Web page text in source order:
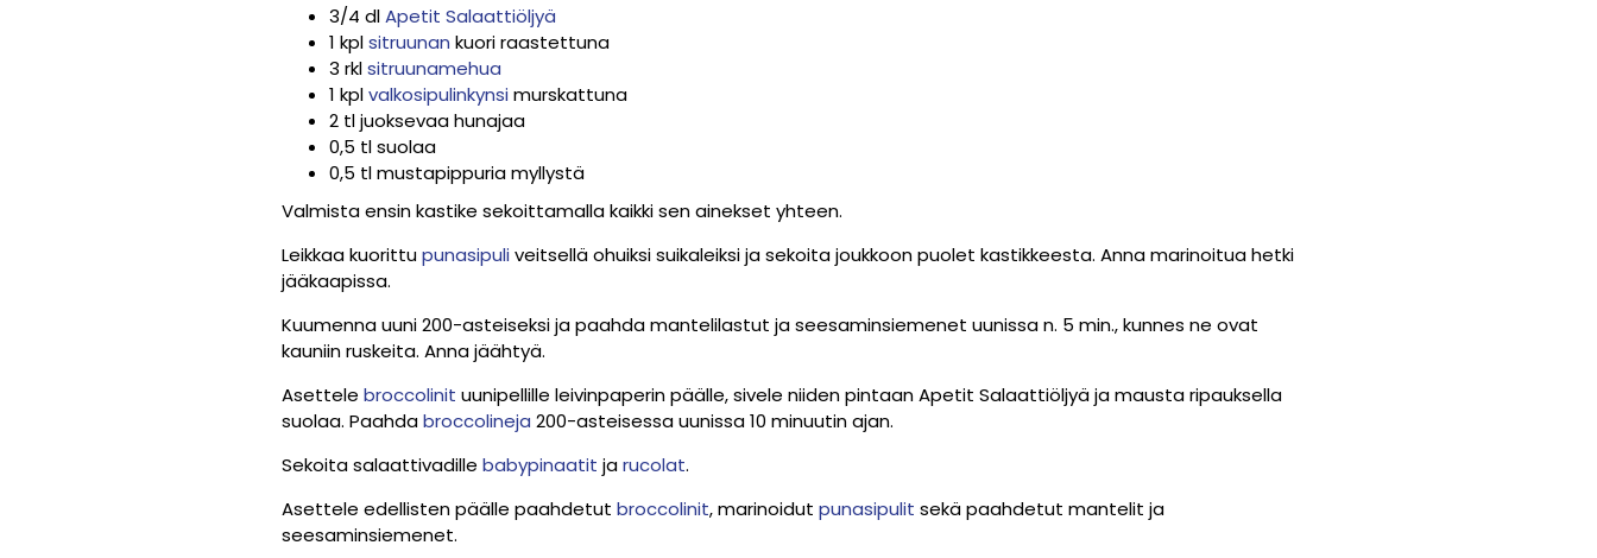
3/4 dlApetit Salaattiöljyä
1 kplsitruunan kuori raastettuna
3 rklsitruunamehua
1 kplvalkosipulinkynsimurskattuna
2 tl juoksevaa hunajaa
0,5 tl suolaa
0,5 tl mustapippuria myllystä
Valmista ensin kastike sekoittamalla kaikki sen ainekset yhteen.
Leikkaa kuorittupunasipuliveitsellä ohuiksi suikaleiksi ja sekoita joukkoon puolet kastikkeesta. Anna marinoitua hetki
jääkaapissa.
Kuumenna uuni 200-asteiseksi ja paahda mantelilastut ja seesaminsiemenet uunissa n. 5 min., kunnes ne ovat
kauniin ruskeita. Anna jäähtyä.
Asettele broccolinit uunipellille leivinpaperin päälle, sivele niiden pintaan Apetit Salaattiöljyä ja mausta ripauksella
suolaa. Paahdabroccolineja 200-asteisessa uunissa 10 minuutin ajan.
Sekoita salaattivadille babypinaatit jarucolat.
Asettele edellisten päälle paahdetut broccolinit, marinoidut punasipulit sekä paahdetut mantelit ja
seesaminsiemenet.